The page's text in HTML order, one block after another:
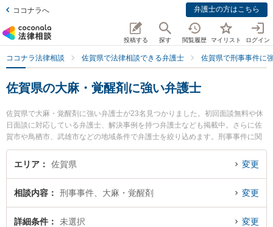
ココナラへ 弁護士の方はこちら
投稿する 探す 閲覧履歴 マイリスト ログイン
ココナラ法律相談 佐賀県で法律相談できる弁護士 佐賀県で刑事事件に
佐賀県の大麻・覚醒剤に強い弁護士
佐賀県で大麻・覚醒剤に強い弁護士が23名見つかりました。初回面談無料や休
日面談に対応している弁護士、解決事例を持つ弁護士なども掲載中。さらに佐
賀市や鳥栖市、武雄市などの地域条件で弁護士を絞り込めます。刑事事件に関
係する加害者側や少年事件、再犯・前科あり等の細かな分野での絞り込み検索
もでき便利です。特に弁護士法人ITS法律事務所 鳥栖事務所の松田 直弁護士や
小畑法律事務所の野口 大弁護士、筑紫野基山法律事務所の尾関 大雅弁護士のプ
や夜間に発生した大麻・覚醒剤のトラブルを今すぐに弁護士に相談したい』
『大麻・覚醒剤のトラブル解決の実績豊富な近くの弁護士を検索したい』『初
回相談無料で大麻・覚醒剤を法律相談できる佐賀県内の弁護士に相談予約した
エリア 佐賀県 変更
相談内容 刑事事件、大麻・覚醒剤 変更
詳細条件 未選択 変更